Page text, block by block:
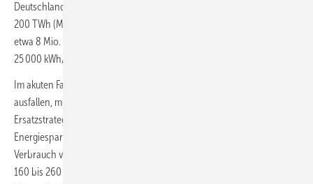
Deutschlands bis 2027 um rund ein Fünftel beziehungsweise etwa
200 TWh (Mrd. kWh) sinken. Das entspricht dem Erdgasbedarf von
etwa 8 Mio. Einfamilienhäusern mit einem Erdgasbezug von
25 000 kWh/a.
Im akuten Fall, bei dem die russischen Gasimporte in die EU gänzlich
ausfallen, müsste Deutschland trotz einer europäischen
Ersatzstrategie rund 290 TWh Erdgas einsparen. Durch
Energiesparmaßnahmen und alternative Energiequellen lässt sich der
Verbrauch von Erdgas in der Bundesrepublik vorübergehend um rund
160 bis 260 TWh senken. Entsprechende Maßnahmen wären etwa